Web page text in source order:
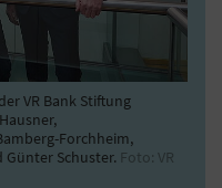
VR Bank Stiftung
Forchheim,
Schuster. Foto: VR